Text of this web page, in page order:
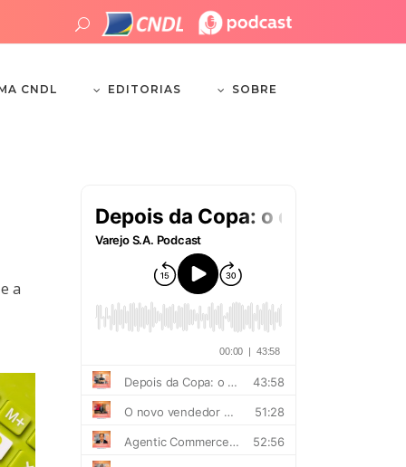
CNDL EDITORIAS SOBRE
a